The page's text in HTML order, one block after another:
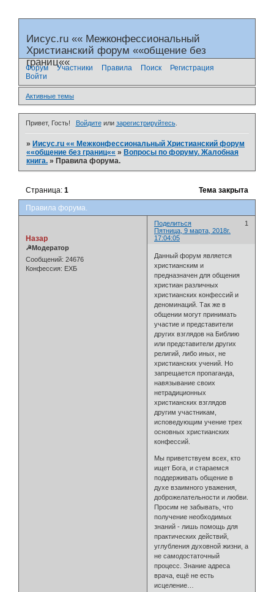
Иисус.ru «« Межконфессиональный
Христианский форум ««общение без
границ««
Форум Участники Правила Поиск
Регистрация
Войти
Активные темы
Привет, Гость! Войдитеили зарегистрируйтесь.
»Иисус.ru «« Межконфессиональный Христианский форум
««общение без границ«« »Вопросы по форуму. Жалобная
книга. »Правила форума.
Правила форума.
Страница:1 Тема закрыта
Поделиться
1
Пятница, 9 марта, 2018г.
17:04:05
Назар
☭Модератор
Сообщений: 24676
Конфессия: ЕХБ
Данный форум является
христианским и
предназначен для общения
христиан различных
христианских конфессий и
деноминаций. Так же в
общении могут принимать
участие и представители
других взглядов на Библию
или представители других
религий, либо иных, не
христианских учений. Но
запрещается пропаганда,
навязывание своих
нетрадиционных
христианских взглядов
другим участникам,
исповедующим учение трех
основных христианских
конфессий.
Мы приветствуем всех, кто
ищет Бога, и стараемся
поддерживать общение в
духе взаимного уважения,
доброжелательности и любви.
Просим не забывать, что
получение необходимых
знаний - лишь помощь для
практических действий,
углубления духовной жизни, а
не самодостаточный
процесс. Знание адреса
врача, ещё не есть
исцеление…